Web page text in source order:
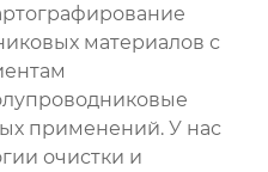
материалов с
применений. У нас
очистки и